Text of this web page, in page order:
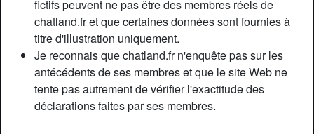
fictifs peuvent ne pas être des membres réels de
chatland.fr et que certaines données sont fournies à
titre d'illustration uniquement.
Je reconnais que chatland.fr n'enquête pas sur les
antécédents de ses membres et que le site Web ne
tente pas autrement de vérifier l'exactitude des
déclarations faites par ses membres.
Description
Salue, je suis une femme de nature timide, mais coquine.
Je cherche un plan baise aujourd'hui. Je suis célibataire
alors autant en profiter non ? Mes copines comprendront
lorsqu’elles me verront arriver en cours que je ne dormirais
bientôt plus beaucoup pendant les prochaines nuits, et j’ai